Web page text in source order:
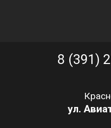
8 (391)
ул.